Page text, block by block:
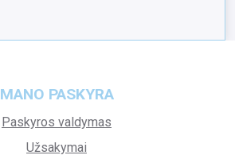
MANO PASKYRA
Paskyros valdymas
Užsakymai